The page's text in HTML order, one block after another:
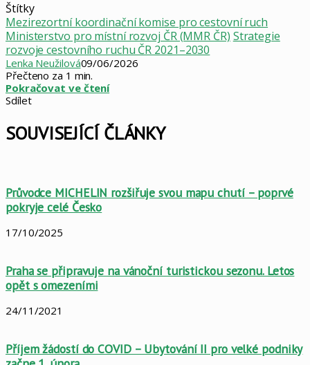
Štítky
Mezirezortní koordinační komise pro cestovní ruch
Ministerstvo pro místní rozvoj ČR (MMR ČR) Strategie
rozvoje cestovního ruchu ČR 2021–2030
Lenka Neužilová09/06/2026
Přečteno za 1 min.
Pokračovat ve čtení
Sdílet
mailem
SOUVISEJÍCÍ ČLÁNKY
Průvodce MICHELIN rozšiřuje svou mapu chutí – poprvé
pokryje celé Česko
17/10/2025
Praha se připravuje na vánoční turistickou sezonu. Letos
opět s omezeními
24/11/2021
Příjem žádostí do COVID – Ubytování II pro velké podniky